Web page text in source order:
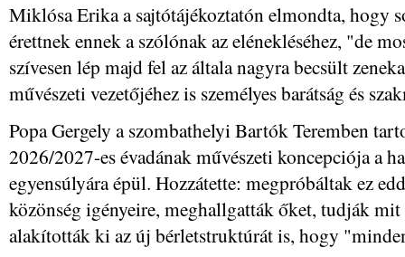
Miklósa Erika a sajtótájékoztatón elmondta, hogy
érettnek ennek a szólónak az elénekléséhez, "de
szívesen lép majd fel az általa nagyra becsült
művészeti vezetőjéhez is személyes barátság és
Popa Gergely a szombathelyi Bartók Teremben
2026/2027-es évadának művészeti koncepciója a
egyensúlyára épül. Hozzátette: megpróbáltak ez
közönség igényeire, meghallgatták őket, tudják mit
alakították ki az új bérletstruktúrát is, hogy